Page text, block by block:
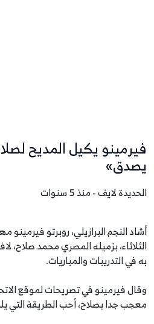
فيرمينو يكيل المديح
يصدق»
الحديدة لايف - منذ 5 سنوات
أشاد النجم البرازيلي، روبرتو فيرمينو
الثلاثاء، بزميله المصري محمد صلاح،
به في التدريبات والمباريات.
وقال فيرمينو في تصريحات لموقع
معجب جدا بصلاح، أحب الطريقة التي